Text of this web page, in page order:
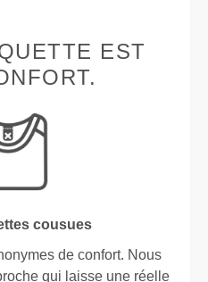
EST
cousues
de confort. Nous
qui laisse une réelle